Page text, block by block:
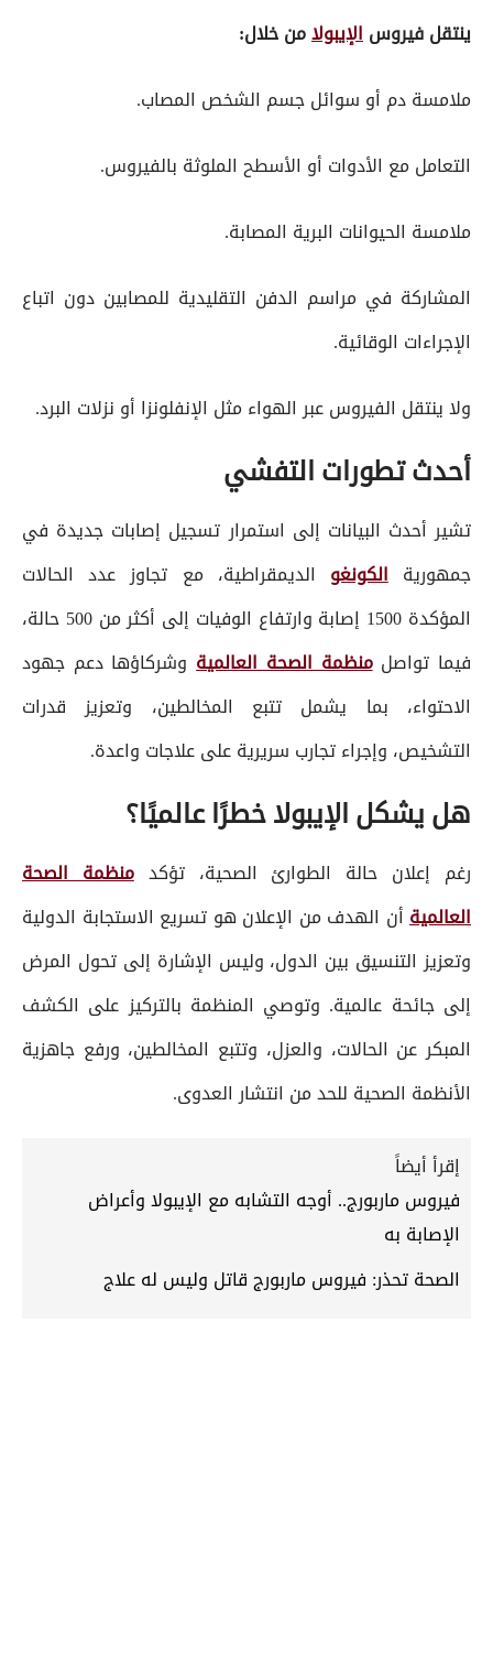
ينتقل فيروسالإيبولامن خلال:
ملامسة دم أو سوائل جسم الشخص المصاب.
التعامل مع الأدوات أو الأسطح الملوثة بالفيروس.
ملامسة الحيوانات البرية المصابة.
المشاركة في مراسم الدفن التقليدية للمصابين دون اتباع
الإجراءات الوقائية.
ولا ينتقل الفيروس عبر الهواء مثل الإنفلونزا أو نزلات البرد.
أحدث تطورات التفشي
تشير أحدث البيانات إلى استمرار تسجيل إصابات جديدة في
جمهوريةالكونغو الديمقراطية، مع تجاوز عدد الحالات
المؤكدة 1500 إصابة وارتفاع الوفيات إلى أكثر من 500 حالة،
فيما تواصلمنظمة الصحة العالميةوشركاؤها دعم جهود
الاحتواء، بما يشمل تتبع المخالطين، وتعزيز قدرات
التشخيص، وإجراء تجارب سريرية على علاجات واعدة.
هل يشكل الإيبولا خطرًا عالميًا؟
رغم إعلان حالة الطوارئ الصحية، تؤكدمنظمة الصحة
العالميةأن الهدف من الإعلان هو تسريع الاستجابة الدولية
وتعزيز التنسيق بين الدول، وليس الإشارة إلى تحول المرض
إلى جائحة عالمية. وتوصي المنظمة بالتركيز على الكشف
المبكر عن الحالات، والعزل، وتتبع المخالطين، ورفع جاهزية
الأنظمة الصحية للحد من انتشار العدوى.
إقرأ أيضاً
فيروس ماربورج.. أوجه التشابه مع الإيبولا وأعراض
الإصابة به
الصحة تحذر: فيروس ماربورج قاتل وليس له علاج